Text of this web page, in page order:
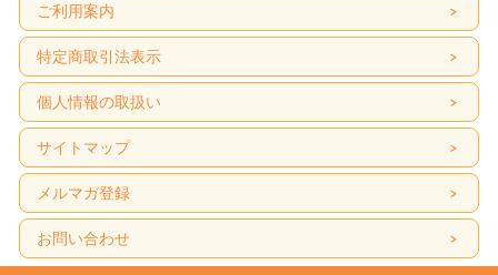
ご利用案内
特定商取引法表示
個人情報の取扱い
サイトマップ
メルマガ登録
お問い合わせ